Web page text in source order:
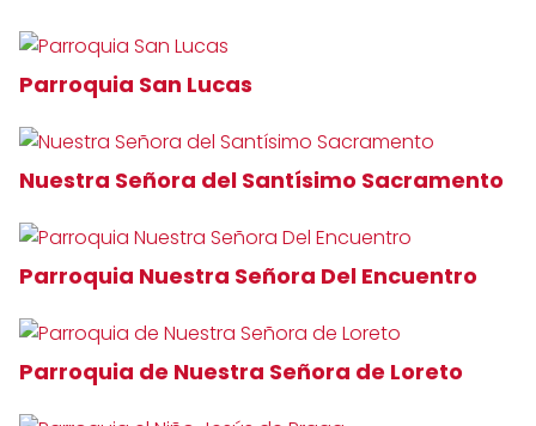
Parroquia San Lucas
Nuestra Señora del Santísimo Sacramento
Parroquia Nuestra Señora Del Encuentro
Parroquia de Nuestra Señora de Loreto